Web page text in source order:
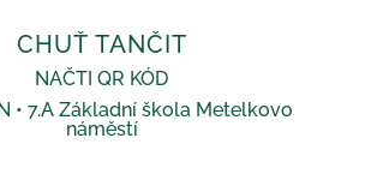
CHUŤ TANČIT
NAČTI QR KÓD
• 7.A Základní škola Metelkovo
náměstí